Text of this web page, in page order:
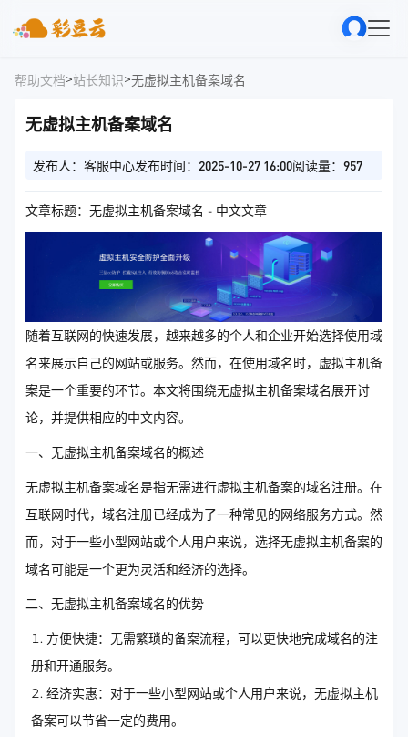
帮助文档>站长知识>无虚拟主机备案域名
无虚拟主机备案域名
发布人：客服中心发布时间：2025-10-27 16:00阅读量：957
文章标题：无虚拟主机备案域名 - 中文文章
随着互联网的快速发展，越来越多的个人和企业开始选择使用域
名来展示自己的网站或服务。然而，在使用域名时，虚拟主机备
案是一个重要的环节。本文将围绕无虚拟主机备案域名展开讨
论，并提供相应的中文内容。
一、无虚拟主机备案域名的概述
无虚拟主机备案域名是指无需进行虚拟主机备案的域名注册。在
互联网时代，域名注册已经成为了一种常见的网络服务方式。然
而，对于一些小型网站或个人用户来说，选择无虚拟主机备案的
域名可能是一个更为灵活和经济的选择。
二、无虚拟主机备案域名的优势
方便快捷：无需繁琐的备案流程，可以更快地完成域名的注
册和开通服务。
经济实惠：对于一些小型网站或个人用户来说，无虚拟主机
备案可以节省一定的费用。